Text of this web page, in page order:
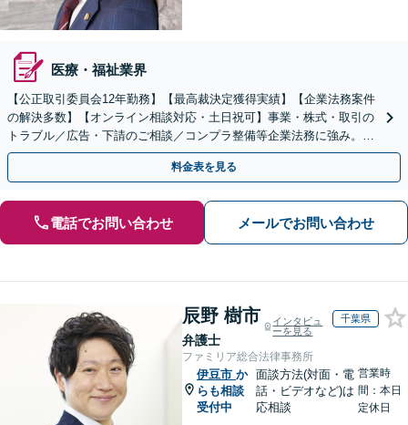
医療・福祉業界
【公正取引委員会12年勤務】【最高裁決定獲得実績】【企業法務案件
の解決多数】【オンライン相談対応・土日祝可】事業・株式・取引の
トラブル／広告・下請のご相談／コンプラ整備等企業法務に強み。株
式の相続／誹謗中傷対策／不動産問題まで幅広く対応！
料金表を見る
電話でお問い合わせ メールでお問い合わせ
辰野 樹市
弁護士
インタビュ
ーを見る
千葉県
ファミリア総合法律事務所
伊豆市 か
らも相談
受付中
面談方法(対面・電
話・ビデオなど)は
応相談
営業時
間：本日
定休日